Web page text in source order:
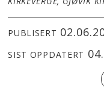
PUBLISERT
SIST OPPDATERT